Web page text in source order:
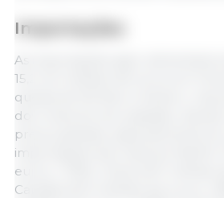
Importações
As importações agro-alimentares
15,2 mil milhões de euros em
queda de 5% face a Janeiro, mas
dos níveis do ano passado, devido
preços globais, especialmente
importações da Costa do Marfim
euros, +73%), China (447 milhões
Canadá (344 milhões de euros,